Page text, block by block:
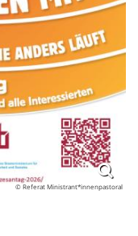
© Referat Ministrant*innenpastoral